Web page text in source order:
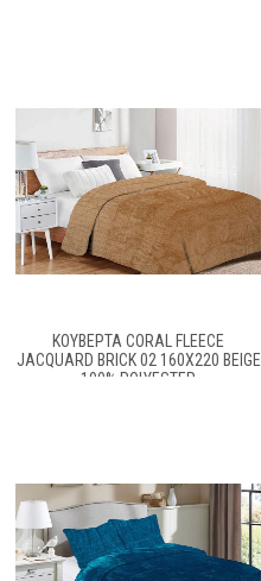
ΚΟΥΒΈΡΤΑ CORAL FLEECE
JACQUARD BRICK 02 160X220 BEIGE
100% POLYESTER